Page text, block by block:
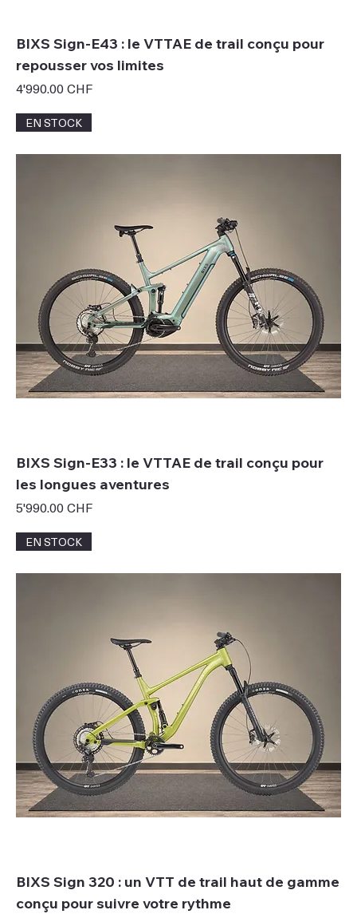
BIXS Sign-E43 : le VTTAE de trail conçu pour
repousser vos limites
Prix
4'990.00 CHF
EN STOCK
BIXS Sign-E33 : le VTTAE de trail conçu pour
les longues aventures
Prix
5'990.00 CHF
EN STOCK
BIXS Sign 320 : un VTT de trail haut de gamme
conçu pour suivre votre rythme